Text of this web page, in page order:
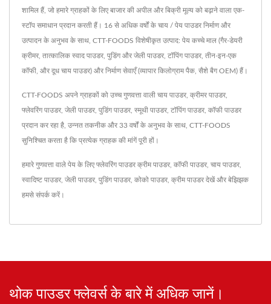
शामिल हैं, जो हमारे ग्राहकों के लिए बाजार की अपील और बिक्री मूल्य को बढ़ाने वाला एक-
स्टॉप समाधान प्रदान करती हैं। 16 से अधिक वर्षों के चाय / पेय पाउडर निर्माण और
उत्पादन के अनुभव के साथ, CTT-FOODS विशेषीकृत उत्पाद: पेय कच्चे माल (गैर-डेयरी
क्रीमर, तात्कालिक स्वाद पाउडर, पुडिंग और जेली पाउडर, टॉपिंग पाउडर, तीन-इन-एक
कॉफी, और दूध चाय पाउडर) और निर्माण सेवाएँ (व्यापार किलोग्राम पैक, सैशे बैग OEM) हैं।
CTT-FOODS अपने ग्राहकों को उच्च गुणवत्ता वाली चाय पाउडर, क्रीमर पाउडर,
फ्लेवरिंग पाउडर, जेली पाउडर, पुडिंग पाउडर, स्मूथी पाउडर, टॉपिंग पाउडर, कॉफी पाउडर
प्रदान कर रहा है, उन्नत तकनीक और 33 वर्षों के अनुभव के साथ, CTT-FOODS
सुनिश्चित करता है कि प्रत्येक ग्राहक की मांगें पूरी हों।
हमारे गुणवत्ता वाले पेय के लिए फ्लेवरिंग पाउडरक्रीम पाउडर, कॉफी पाउडर, चाय पाउडर,
स्वादिष्ट पाउडर, जेली पाउडर, पुडिंग पाउडर, कोको पाउडर, क्रीम पाउडरदेखें और बेझिझक
हमसे संपर्क करें।
थोक पाउडर फ्लेवर्स के बारे में अधिक जानें।